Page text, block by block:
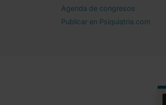
Agenda de congresos
Publicar en Psiquiatria.com